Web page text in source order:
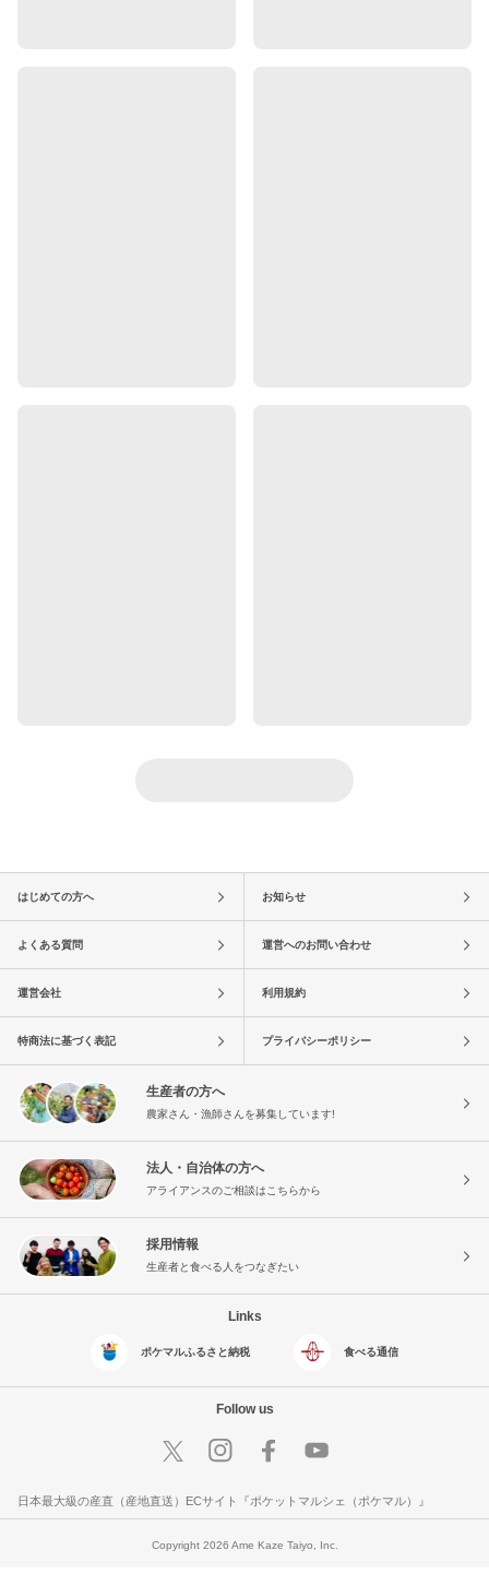
はじめての方へ お知らせ
よくある質問 運営へのお問い合わせ
運営会社 利用規約
特商法に基づく表記 プライバシーポリシー
生産者の方へ
農家さん・漁師さんを募集しています!
法人・自治体の方へ
アライアンスのご相談はこちらから
採用情報
生産者と食べる人をつなぎたい
Links
ポケマルふるさと納税 食べる通信
Follow us
日本最大級の産直（産地直送）ECサイト『ポケットマルシェ（ポケマル）』
Copyright 2026 Ame Kaze Taiyo, Inc.